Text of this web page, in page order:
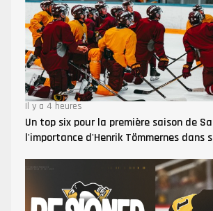
Il y a 4 heures
Un top six pour la première saison de
l'importance d'Henrik Tömmernes dans